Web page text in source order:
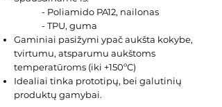
- Poliamido PA12, nailonas
- TPU, guma
Gaminiai pasižymi ypač aukšta kokybe,
tvirtumu, atsparumu aukštoms
temperatūroms (iki +150ºC)
Idealiai tinka prototipų, bei galutinių
produktų gamybai.